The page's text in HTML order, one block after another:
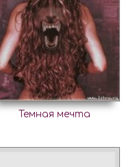
Темная мечта